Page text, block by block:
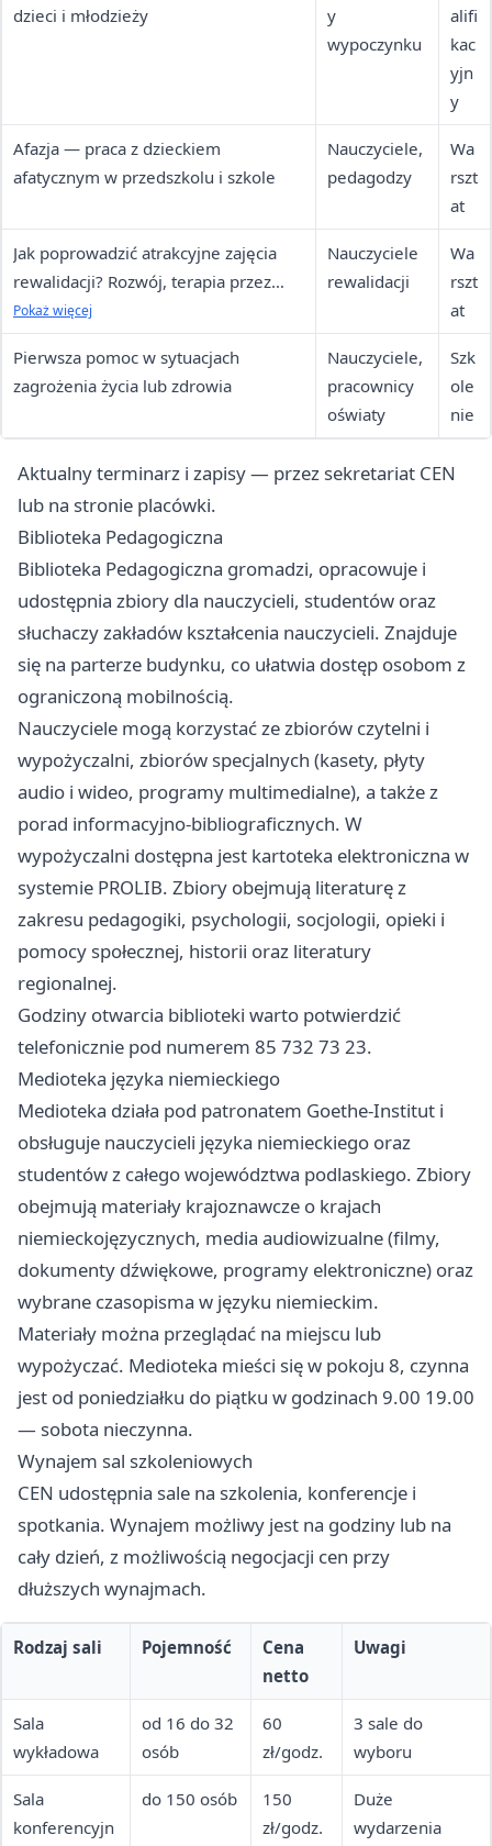
dzieci i młodzieży
y
wypoczynku
alifi
kac
yjn
y
Afazja — praca z dzieckiem
afatycznym w przedszkolu i szkole
Nauczyciele,
pedagodzy
Wa
rszt
at
Jak poprowadzić atrakcyjne zajęcia
rewalidacji? Rozwój, terapia przez
muzykę
Pokaż więcej
Nauczyciele
rewalidacji
Wa
rszt
at
Pierwsza pomoc w sytuacjach
zagrożenia życia lub zdrowia
Nauczyciele,
pracownicy
oświaty
Szk
ole
nie
Aktualny terminarz i zapisy — przez sekretariat CEN
lub na stronie placówki.
Biblioteka Pedagogiczna
Biblioteka Pedagogiczna gromadzi, opracowuje i
udostępnia zbiory dla nauczycieli, studentów oraz
słuchaczy zakładów kształcenia nauczycieli. Znajduje
się na parterze budynku, co ułatwia dostęp osobom z
ograniczoną mobilnością.
Nauczyciele mogą korzystać ze zbiorów czytelni i
wypożyczalni, zbiorów specjalnych (kasety, płyty
audio i wideo, programy multimedialne), a także z
porad informacyjno-bibliograficznych. W
wypożyczalni dostępna jest kartoteka elektroniczna w
systemie PROLIB. Zbiory obejmują literaturę z
zakresu pedagogiki, psychologii, socjologii, opieki i
pomocy społecznej, historii oraz literatury
regionalnej.
Godziny otwarcia biblioteki warto potwierdzić
telefonicznie pod numerem 85 732 73 23.
Medioteka języka niemieckiego
Medioteka działa pod patronatem Goethe-Institut i
obsługuje nauczycieli języka niemieckiego oraz
studentów z całego województwa podlaskiego. Zbiory
obejmują materiały krajoznawcze o krajach
niemieckojęzycznych, media audiowizualne (filmy,
dokumenty dźwiękowe, programy elektroniczne) oraz
wybrane czasopisma w języku niemieckim.
Materiały można przeglądać na miejscu lub
wypożyczać. Medioteka mieści się w pokoju 8, czynna
jest od poniedziałku do piątku w godzinach 9.00 19.00
— sobota nieczynna.
Wynajem sal szkoleniowych
CEN udostępnia sale na szkolenia, konferencje i
spotkania. Wynajem możliwy jest na godziny lub na
cały dzień, z możliwością negocjacji cen przy
dłuższych wynajmach.
Rodzaj sali Pojemność
Cena
netto
Uwagi
Sala
wykładowa
od 16 do 32
osób
60
zł/godz.
3 sale do
wyboru
Sala
konferencyjn
do 150 osób
150
zł/godz.
Duże
wydarzenia